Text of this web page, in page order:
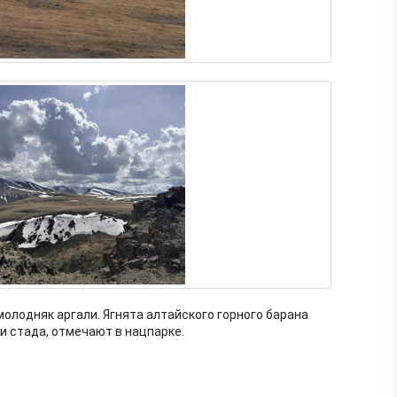
аргали. Ягнята алтайского горного барана
стада, отмечают в нацпарке.